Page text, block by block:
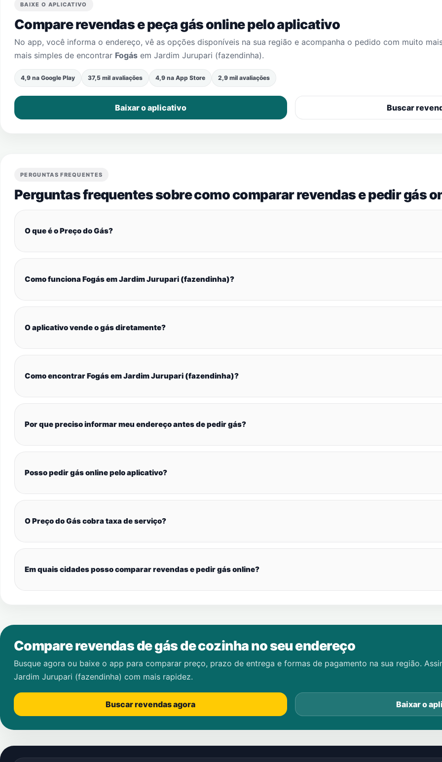
BAIXE O APLICATIVO
Compare revendas e peça gás online pelo aplicativo
No app, você informa o endereço, vê as opções disponíveis na sua região e acompanha o pedido com muito
mais simples de encontrar Fogás em Jardim Jurupari (fazendinha).
4,9 na Google Play 37,5 mil avaliações 4,9 na App Store 2,9 mil avaliações
Baixar o aplicativo Buscar
PERGUNTAS FREQUENTES
Perguntas frequentes sobre como comparar revendas e pedir gás
O que é o Preço do Gás?
Como funciona Fogás em Jardim Jurupari (fazendinha)?
O aplicativo vende o gás diretamente?
Como encontrar Fogás em Jardim Jurupari (fazendinha)?
Por que preciso informar meu endereço antes de pedir gás?
Posso pedir gás online pelo aplicativo?
O Preço do Gás cobra taxa de serviço?
Em quais cidades posso comparar revendas e pedir gás online?
Compare revendas de gás de cozinha no seu endereço
Busque agora ou baixe o app para comparar preço, prazo de entrega e formas de pagamento na sua região.
Jardim Jurupari (fazendinha) com mais rapidez.
Buscar revendas agora Baixar o